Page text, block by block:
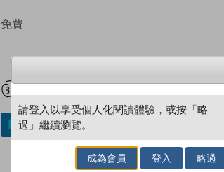
免費
加入／閱讀電子書
請登入以享受個人化閱讀體驗，或按「略
過」繼續瀏覽。
成為會員 登入 略過